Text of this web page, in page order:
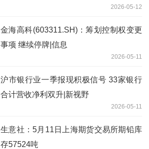
2026-05-12
金海高科(603311.SH)：筹划控制权变更
事项 继续停牌|信息
2026-05-11
沪市银行业一季报现积极信号 33家银行
合计营收净利双升|新视野
2026-05-11
生意社：5月11日上海期货交易所期铅库
存57524吨